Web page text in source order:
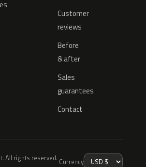
Customer
reviews
Before
& after
Sales
guarantees
Contact
All rights reserved. Currency